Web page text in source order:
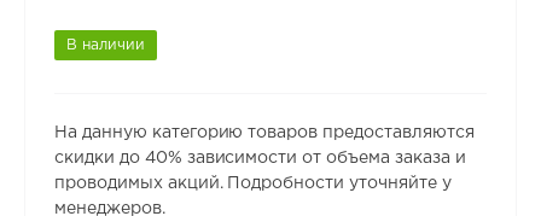
В наличии
На данную категорию товаров предоставляются
скидки до 40% зависимости от объема заказа и
проводимых акций. Подробности уточняйте у
менеджеров.